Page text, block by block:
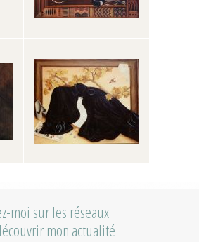
moi sur les réseaux
mon actualité